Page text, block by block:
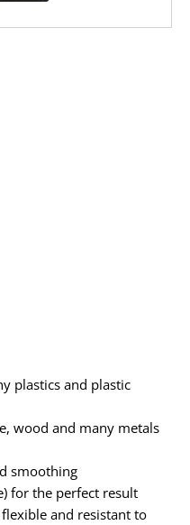
plastics and plastic
wood and many metals
smoothing
for the perfect result
and resistant to